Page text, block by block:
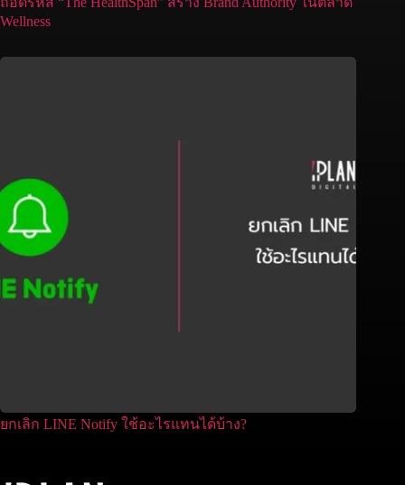
Wellness
ยกเลิก LINE Notify ใช้อะไรแทนได้บ้าง?